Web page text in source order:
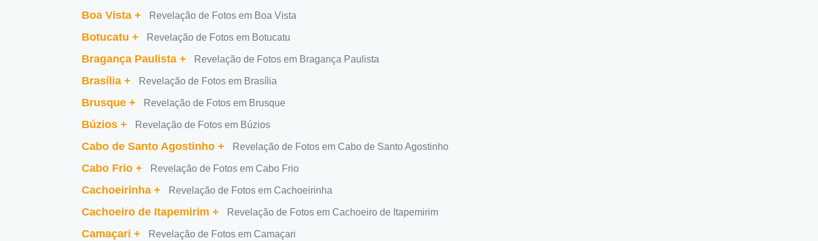
Boa Vista + Revelação de Fotos em Boa Vista
Botucatu + Revelação de Fotos em Botucatu
Bragança Paulista + Revelação de Fotos em Bragança Paulista
Brasília + Revelação de Fotos em Brasília
Brusque + Revelação de Fotos em Brusque
Búzios + Revelação de Fotos em Búzios
Cabo de Santo Agostinho + Revelação de Fotos em Cabo de Santo Agostinho
Cabo Frio + Revelação de Fotos em Cabo Frio
Cachoeirinha + Revelação de Fotos em Cachoeirinha
Cachoeiro de Itapemirim + Revelação de Fotos em Cachoeiro de Itapemirim
Camaçari + Revelação de Fotos em Camaçari